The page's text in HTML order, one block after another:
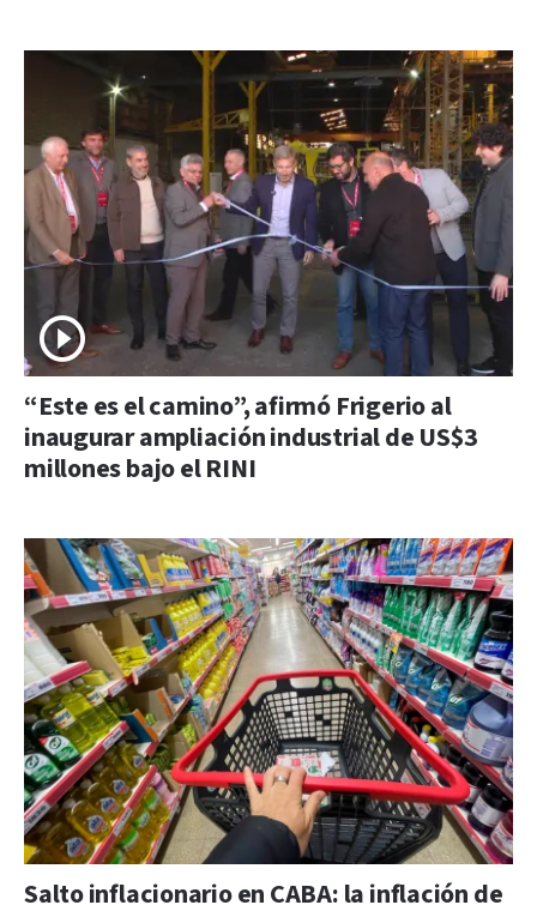
“Este es el camino”, afirmó Frigerio al
inaugurar ampliación industrial de US$3
millones bajo el RINI
Salto inflacionario en CABA: la inflación de